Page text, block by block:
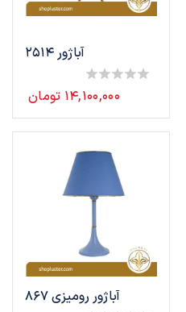
آباژور 2514
0
۱۴,۱۰۰,۰۰۰ تومان
آباژور رومیزی 867